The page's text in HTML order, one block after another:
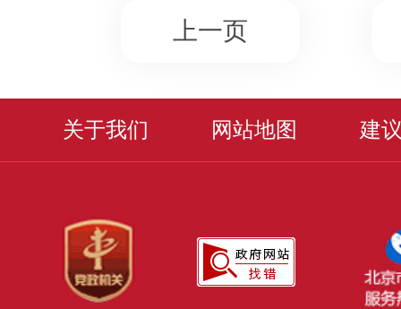
上一页
关于我们 网站地图 建